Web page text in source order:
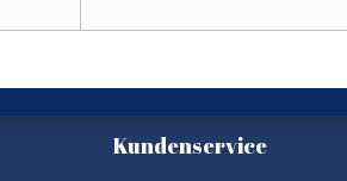
Kundenservice